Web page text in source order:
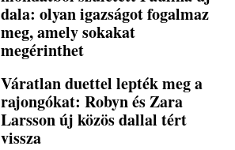
dala: olyan igazságot fogalmaz
meg, amely sokakat
megérinthet
Váratlan duettel lepték meg a
rajongókat: Robyn és Zara
Larsson új közös dallal tért
vissza